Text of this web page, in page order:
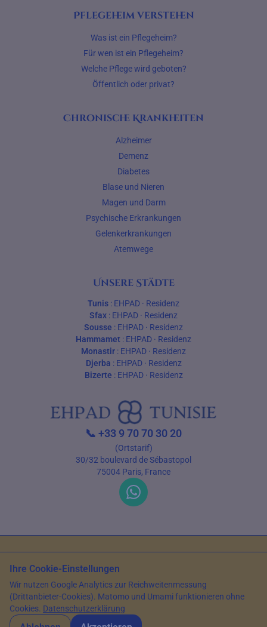
Pflegeheim verstehen
Was ist ein Pflegeheim?
Für wen ist ein Pflegeheim?
Welche Pflege wird geboten?
Öffentlich oder privat?
Chronische Krankheiten
Alzheimer
Demenz
Diabetes
Blase und Nieren
Magen und Darm
Psychische Erkrankungen
Gelenkerkrankungen
Atemwege
Unsere Städte
Tunis : EHPAD · Residenz
Sfax : EHPAD · Residenz
Sousse : EHPAD · Residenz
Hammamet : EHPAD · Residenz
Monastir : EHPAD · Residenz
Djerba : EHPAD· Residenz
Bizerte : EHPAD· Residenz
📞 +33 9 70 70 30 20
(Ortstarif)
30/32 boulevard de Sébastopol
75004 Paris, France
© 2026 EHPAD Tunisie — Alle Rechte vorbehalten
Artikel verfasst von Farès Bouslama, Präsident von SILVER RESORTS
Aktualisiert am15. Mai 2026
Ihre Cookie-Einstellungen
Wir nutzen Google Analytics zur Reichweitenmessung
(Drittanbieter-Cookies). Matomo und Umami funktionieren ohne
Cookies. Datenschutzerklärung